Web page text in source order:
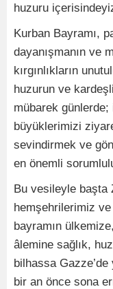
huzuru
Kurban Bayramı,
dayanışmanın ve
kırgınlıkların
huzurun ve
mübarek
büyüklerimizi
sevindirmek ve
en önemli
Bu vesileyle başta
hemşehrilerimiz
bayramın
âlemine sağlık,
bilhassa Gazze’de
bir an önce sona